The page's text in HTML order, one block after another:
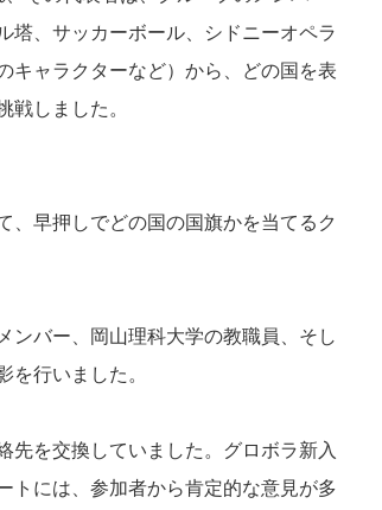
塔、サッカーボール、シドニーオペラ
キャラクターなど）から、どの国を表
しました。
、早押しでどの国の国旗かを当てるク
ンバー、岡山理科大学の教職員、そし
行いました。
先を交換していました。グロボラ新入
トには、参加者から肯定的な意見が多